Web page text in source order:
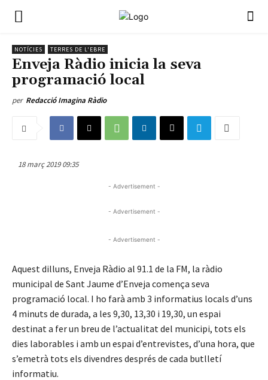
NOTÍCIES TERRES DE L'EBRE
Enveja Ràdio inicia la seva
programació local
per Redacció Imagina Ràdio
18 març 2019 09:35
- Advertisement -
- Advertisement -
- Advertisement -
Aquest dilluns, Enveja Ràdio al 91.1 de la FM, la ràdio
municipal de Sant Jaume d’Enveja comença seva
programació local. I ho farà amb 3 informatius locals d’uns
4 minuts de durada, a les 9,30, 13,30 i 19,30, un espai
destinat a fer un breu de l’actualitat del municipi, tots els
dies laborables i amb un espai d’entrevistes, d’una hora, que
s’emetrà tots els divendres després de cada butlletí
informatiu.